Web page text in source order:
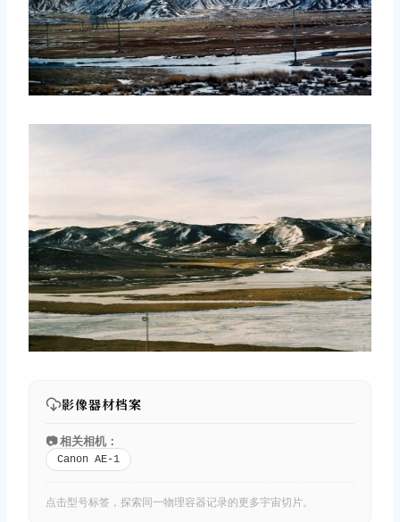
影像器材档案
📷 相关相机：
Canon AE-1
点击型号标签，探索同一物理容器记录的更多宇宙切片。
取消 搜索